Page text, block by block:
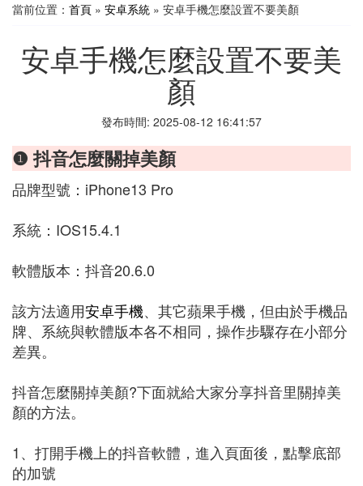
當前位置： 首頁 » 安卓系統 » 安卓手機怎麼設置不要美顏
安卓手機怎麼設置不要美
顏
發布時間: 2025-08-12 16:41:57
❶ 抖音怎麼關掉美顏
品牌型號：iPhone13 Pro
系統：IOS15.4.1
軟體版本：抖音20.6.0
該方法適用安卓手機、其它蘋果手機，但由於手機品
牌、系統與軟體版本各不相同，操作步驟存在小部分
差異。
抖音怎麼關掉美顏?下面就給大家分享抖音里關掉美
顏的方法。
1、打開手機上的抖音軟體，進入頁面後，點擊底部
的加號